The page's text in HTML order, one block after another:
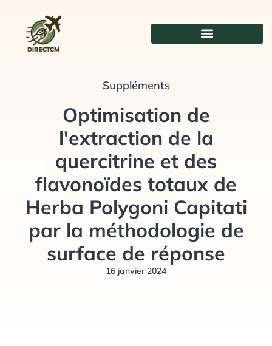
contenu
Suppléments
Optimisation de
l'extraction de la
quercitrine et des
flavonoïdes totaux de
Herba Polygoni Capitati
par la méthodologie de
surface de réponse
16 janvier 2024